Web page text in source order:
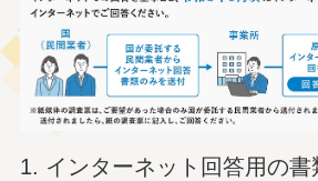
インターネット回答用の書